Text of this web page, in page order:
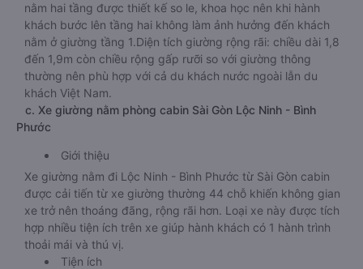
nằm hai tầng được thiết kế so le, khoa học nên khi hành
khách bước lên tầng hai không làm ảnh hưởng đến khách
nằm ở giường tầng 1.Diện tích giường rộng rãi: chiều dài 1,8
đến 1,9m còn chiều rộng gấp rưỡi so với giường thông
thường nên phù hợp với cả du khách nước ngoài lẫn du
khách Việt Nam.
c. Xe giường nằm phòng cabin Sài Gòn Lộc Ninh - Bình
Phước
Giới thiệu
Xe giường nằm đi Lộc Ninh - Bình Phước từ Sài Gòn cabin
được cải tiến từ xe giường thường 44 chỗ khiến không gian
xe trở nên thoáng đãng, rộng rãi hơn. Loại xe này được tích
hợp nhiều tiện ích trên xe giúp hành khách có 1 hành trình
thoải mái và thú vị.
Tiện ích